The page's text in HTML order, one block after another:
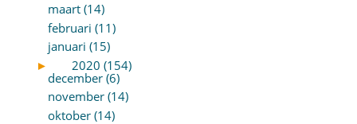
maart (14)
februari (11)
januari (15)
►
2020 (154)
december (6)
november (14)
oktober (14)